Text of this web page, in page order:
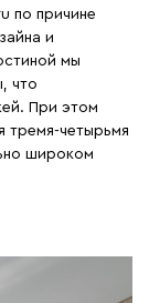
по причине
и
мы
что
При этом
тремя-четырьмя
широком